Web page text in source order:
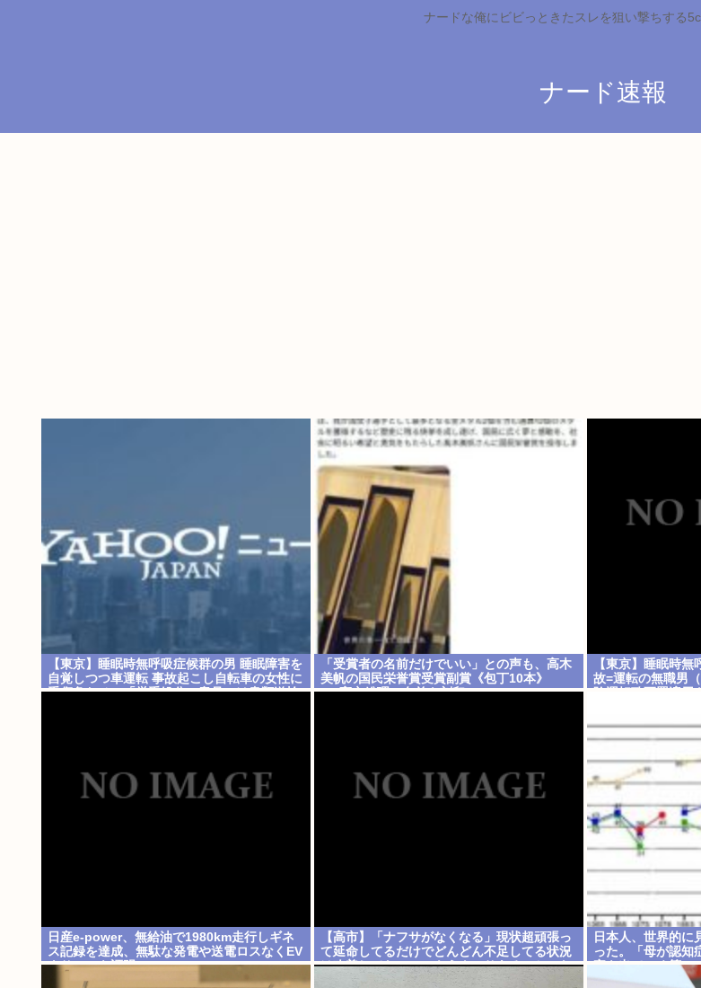
ナードな俺にビビっときたスレを狙い撃ちする
ナード速報
【東京】睡眠時無呼吸症候群の男 睡眠障害を
自覚しつつ車運転 事故起こし自転車の女性に
重傷負わせ…「厳重処分」意見つけ書類送検
「受賞者の名前だけでいい」との声も、高木
美帆の国民栄誉賞受賞副賞《包丁10本》
に”高市総理の名前も刻印”
【東京】睡眠時
故=運転の無職男
日産e-power、無給油で1980km走行しギネ
ス記録を達成、無駄な発電や送電ロスなくEV
よりエコを証明
【高市】「ナフサがなくなる」現状超頑張っ
て延命してるだけでどんどん不足してる状況
は改善してないのにもうナフサあることにな
った理由
日本人、世界的に
った。「母が認知
家を出ていく等」